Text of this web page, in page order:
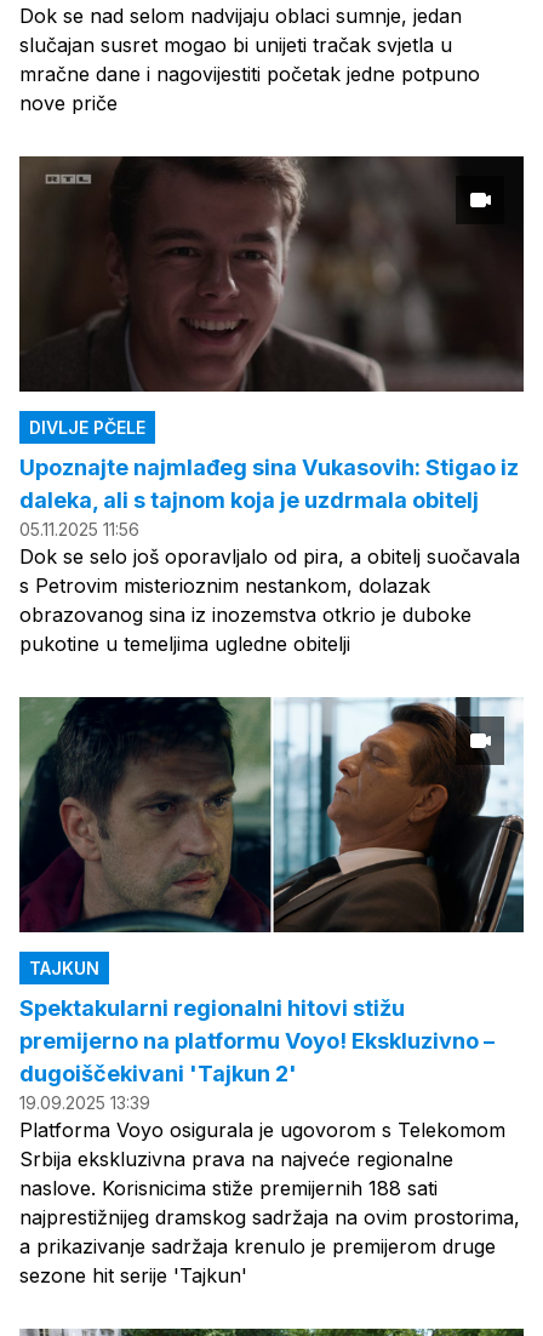
Dok se nad selom nadvijaju oblaci sumnje, jedan
slučajan susret mogao bi unijeti tračak svjetla u
mračne dane i nagovijestiti početak jedne potpuno
nove priče
DIVLJE PČELE
Upoznajte najmlađeg sina Vukasovih: Stigao iz
daleka, ali s tajnom koja je uzdrmala obitelj
05.11.2025 11:56
Dok se selo još oporavljalo od pira, a obitelj suočavala
s Petrovim misterioznim nestankom, dolazak
obrazovanog sina iz inozemstva otkrio je duboke
pukotine u temeljima ugledne obitelji
TAJKUN
Spektakularni regionalni hitovi stižu
premijerno na platformu Voyo! Ekskluzivno –
dugoiščekivani 'Tajkun 2'
19.09.2025 13:39
Platforma Voyo osigurala je ugovorom s Telekomom
Srbija ekskluzivna prava na najveće regionalne
naslove. Korisnicima stiže premijernih 188 sati
najprestižnijeg dramskog sadržaja na ovim prostorima,
a prikazivanje sadržaja krenulo je premijerom druge
sezone hit serije 'Tajkun'